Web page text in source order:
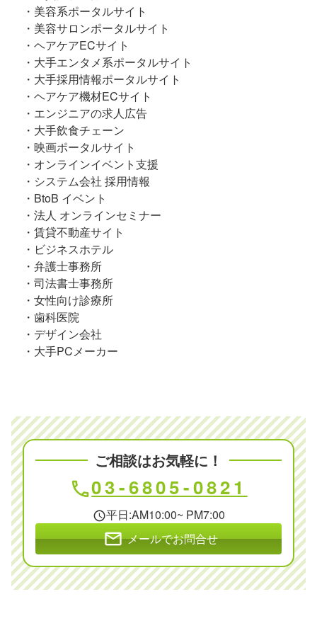
・美容系ポータルサイト
・美容サロンポータルサイト
・ヘアケアECサイト
・大手エンタメ系ポータルサイト
・大手採用情報ポータルサイト
・ヘアケア機材ECサイト
・エンジニアの求人広告
・大手飲食チェーン
・映画ポータルサイト
・オンラインイベント支援
・システム会社 採用情報
・BtoB イベント
・法人 オンラインセミナー
・賃貸不動産サイト
・ビジネスホテル
・弁護士事務所
・司法書士事務所
・女性向け診療所
・歯科医院
・デザイン会社
・大手PCメーカー
ご相談はお気軽に！
phone03-6805-0821
schedule平日:AM10:00~ PM7:00
mail メールでお問合せ